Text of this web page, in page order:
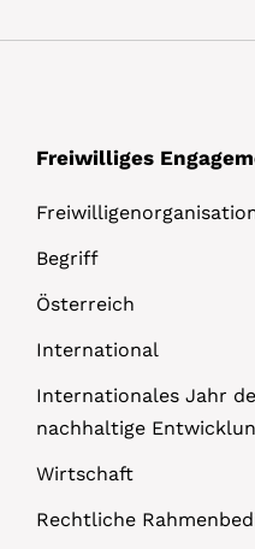
Freiwilliges
Begriff
Österreich
International
Internationales Jahr
nachhaltige
Wirtschaft
Rechtliche